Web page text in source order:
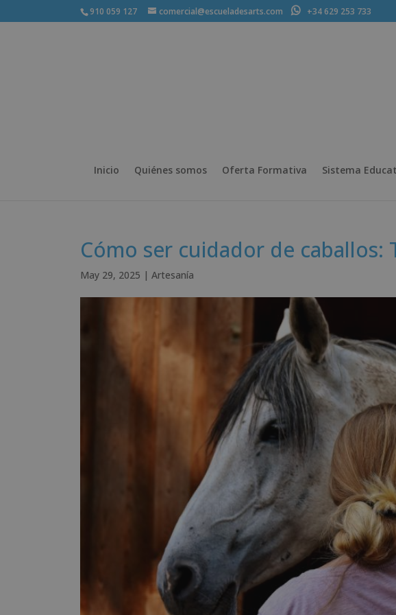
910 059 127 comercial@escueladesarts.com +34 629 253 733
Inicio Quiénes somos Oferta Formativa Sistema
Cómo ser cuidador de caballos:
May 29, 2025 | Artesanía